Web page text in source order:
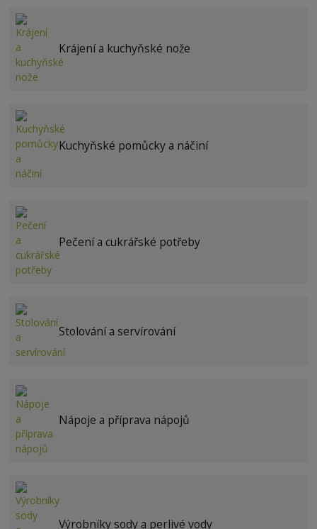
Krájení a kuchyňské nože
Kuchyňské pomůcky a náčiní
Pečení a cukrářské potřeby
Stolování a servírování
Nápoje a příprava nápojů
Výrobníky sody a perlivé vody